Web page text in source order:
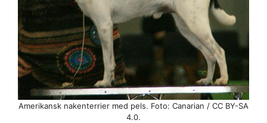
Amerikansk nakenterrier med pels. Foto: Canarian / CC BY-SA
4.0.